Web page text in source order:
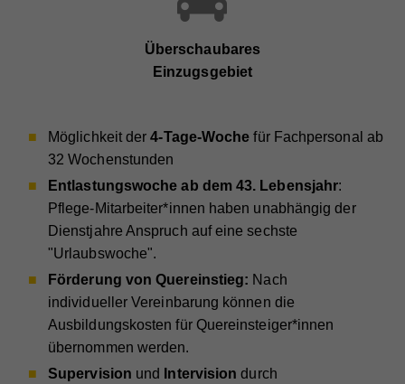
Überschaubares
Einzugsgebiet
Möglichkeit der4-Tage-Woche für Fachpersonal ab
32 Wochenstunden
Entlastungswoche ab dem 43. Lebensjahr:
Pflege-Mitarbeiter*innen haben unabhängig der
Dienstjahre Anspruch auf eine sechste
"Urlaubswoche".
Förderung von Quereinstieg: Nach
individueller Vereinbarung können die
Ausbildungskosten für Quereinsteiger*innen
übernommen werden.
Supervision und Intervisiondurch